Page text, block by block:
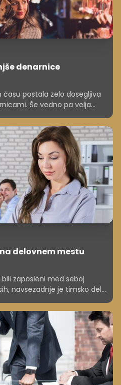
denarnice
postala zelo dosegljiva
Še vedno pa velja
jih lahko pri načrtovanju
Več kot veste, manj napak
več prihranite. Preverite, v
puščamo denar drugim, a
delovnem mestu
zaposleni med seboj
navsezadnje je timsko delo
podjetja. A včasih se
zaprte skupine, ki jih
tako nedolžne, saj lahko
med sodelavci, škodijo morali,
na delovnem mestu.